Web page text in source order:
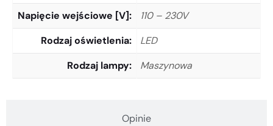
Opinie
Napięcie wejściowe [V]
110 – 230V
Rodzaj oświetlenia
LED
Rodzaj lampy
Maszynowa